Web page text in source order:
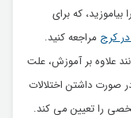
که برای
کرج مراجعه کنید.
علاوه بر آموزش، علت
صورت داشتن اختلالات
را تعیین می کند.